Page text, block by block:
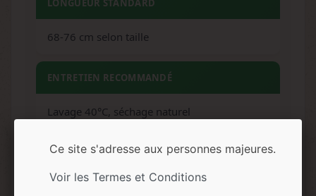
LONGUEUR STANDARD
68-76 cm selon taille
ENTRETIEN RECOMMANDÉ
Lavage 40°C, séchage naturel
ACTIVITÉS RECOMMANDÉES
Fitness, running, sports collectifs, lifestyle
Ce site s'adresse aux personnes majeures.
Voir les Termes et Conditions